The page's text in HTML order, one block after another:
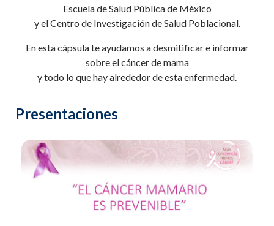
Escuela de Salud Pública de México
y el Centro de Investigación de Salud Poblacional.
En esta cápsula te ayudamos a desmitificar e informar
sobre el cáncer de mama
y todo lo que hay alrededor de esta enfermedad.
Presentaciones